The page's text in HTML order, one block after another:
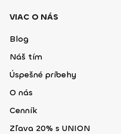
VIAC O NÁS
Blog
Náš tím
Úspešné príbehy
O nás
Cenník
Zľava 20% s UNION